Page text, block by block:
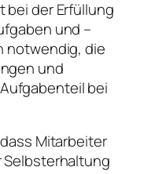
bei der Erfüllung
und –
notwendig, die
und
bei
Mitarbeiter